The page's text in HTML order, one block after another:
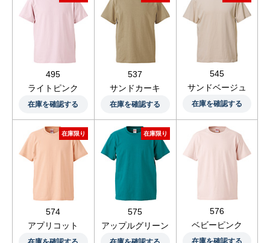
495
ライトピンク
在庫を確認する
537
サンドカーキ
在庫を確認する
545
サンドベージュ
在庫を確認する
在庫限り
574
アプリコット
在庫限り
575
アップルグリーン
576
ベビーピンク
在庫を確認する